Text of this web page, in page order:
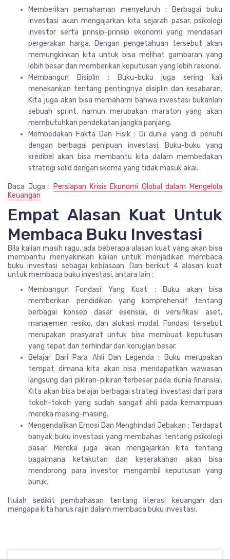
Memberikan pemahaman menyeluruh : Berbagai buku
investasi akan mengajarkan kita sejarah pasar, psikologi
investor serta prinsip-prinsip ekonomi yang mendasari
pergerakan harga. Dengan pengetahuan tersebut akan
memungkinkan kita untuk bisa melihat gambaran yang
lebih besar dan memberikan keputusan yang lebih rasional.
Membangun Disiplin : Buku-buku juga sering kali
menekankan tentang pentingnya disiplin dan kesabaran.
Kita juga akan bisa memahami bahwa investasi bukanlah
sebuah sprint, namun merupakan maraton yang akan
membutuhkan pendekatan jangka panjang.
Membedakan Fakta Dan Fisik : Di dunia yang di penuhi
dengan berbagai penipuan investasi. Buku-buku yang
kredibel akan bisa membantu kita dalam membedakan
strategi solid dengan skema yang tidak masuk akal.
Baca Juga : Persiapan Krisis Ekonomi Global dalam Mengelola
Keuangan
Empat Alasan Kuat Untuk
Membaca Buku Investasi
Bila kalian masih ragu, ada beberapa alasan kuat yang akan bisa
membantu menyakinkan kalian untuk menjadikan membaca
buku investasi sebagai kebiasaan. Dan berikut 4 alasan kuat
untuk membaca buku investasi, antara lain :
Membangun Fondasi Yang Kuat : Buku akan bisa
memberikan pendidikan yang komprehensif tentang
berbagai konsep dasar esensial, di versifikasi aset,
manajemen resiko, dan alokasi modal. Fondasi tersebut
merupakan prasyarat untuk bisa membuat keputusan
yang tepat dan terhindar dari kerugian besar.
Belajar Dari Para Ahli Dan Legenda : Buku merupakan
tempat dimana kita akan bisa mendapatkan wawasan
langsung dari pikiran-pikiran terbesar pada dunia finansial.
Kita akan bisa belajar berbagai strategi investasi dari para
tokoh-tokoh yang sudah sangat ahli pada kemampuan
mereka masing-masing.
Mengendalikan Emosi Dan Menghindari Jebakan : Terdapat
banyak buku investasi yang membahas tentang psikologi
pasar. Mereka juga akan mengajarkan kita tentang
bagaimana ketakutan dan keserakahan akan bisa
mendorong para investor mengambil keputusan yang
buruk.
Itulah sedikit pembahasan tentang literasi keuangan dan
mengapa kita harus rajin dalam membaca buku investasi.